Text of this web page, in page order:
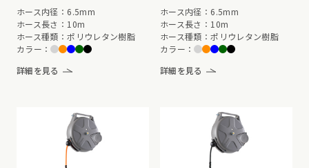
ホース内径：6.5mm
ホース長さ：10m
ホース種類：ポリウレタン樹脂
カラー：
詳細を見る
ホース内径：6.5mm
ホース長さ：10m
ホース種類：ポリウレタン樹脂
カラー：
詳細を見る